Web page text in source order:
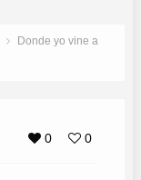
Donde yo vine a
0 0